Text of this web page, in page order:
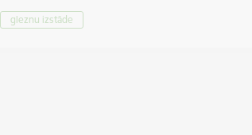
gleznu izstāde